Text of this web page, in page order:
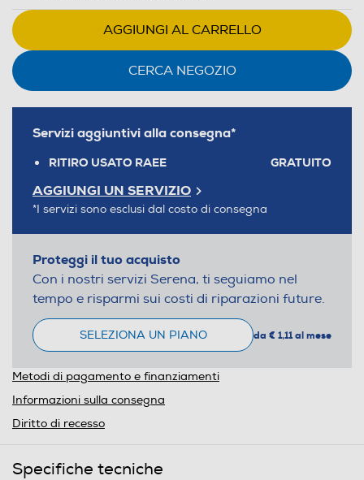
AGGIUNGI AL CARRELLO
CERCA NEGOZIO
Servizi aggiuntivi alla consegna*
RITIRO USATO RAEE GRATUITO
AGGIUNGI UN SERVIZIO
*I servizi sono esclusi dal costo di consegna
Proteggi il tuo acquisto
Con i nostri servizi Serena, ti seguiamo nel
tempo e risparmi sui costi di riparazioni future.
SELEZIONA UN PIANO da € 1,11 al mese
Metodi di pagamento e finanziamenti
Informazioni sulla consegna
Diritto di recesso
Specifiche tecniche